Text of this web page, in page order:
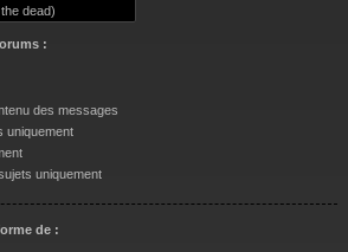
:
des messages
uniquement
uniquement
de :